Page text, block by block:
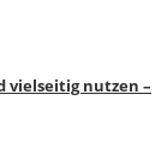
vielseitig nutzen –